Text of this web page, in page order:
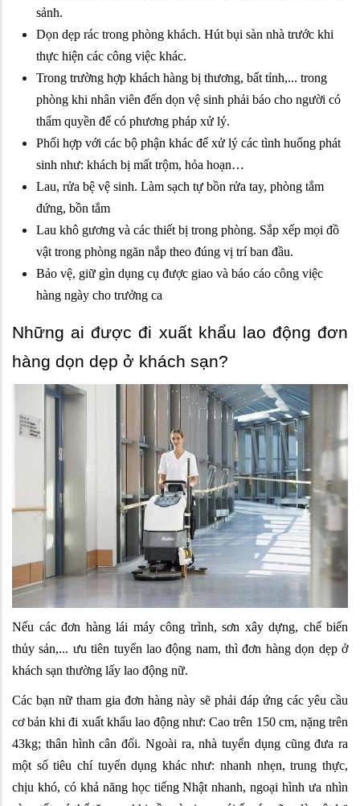
sảnh.
Dọn dẹp rác trong phòng khách. Hút bụi sàn nhà trước khi
thực hiện các công việc khác.
Trong trường hợp khách hàng bị thương, bất tỉnh,... trong
phòng khi nhân viên đến dọn vệ sinh phải báo cho người có
thẩm quyền để có phương pháp xử lý.
Phối hợp với các bộ phận khác để xử lý các tình huống phát
sinh như: khách bị mất trộm, hỏa hoạn…
Lau, rửa bệ vệ sinh. Làm sạch tự bồn rửa tay, phòng tắm
đứng, bồn tắm
Lau khô gương và các thiết bị trong phòng. Sắp xếp mọi đồ
vật trong phòng ngăn nắp theo đúng vị trí ban đầu.
Bảo vệ, giữ gìn dụng cụ được giao và báo cáo công việc
hàng ngày cho trưởng ca
Những ai được đi xuất khẩu lao động đơn
hàng dọn dẹp ở khách sạn?
Nếu các đơn hàng lái máy công trình, sơn xây dựng, chế biến
thủy sản,... ưu tiên tuyển lao động nam, thì đơn hàng dọn dẹp ở
khách sạn thường lấy lao động nữ.
Các bạn nữ tham gia đơn hàng này sẽ phải đáp ứng các yêu cầu
cơ bản khi đi xuất khẩu lao động như: Cao trên 150 cm, nặng trên
43kg; thân hình cân đối. Ngoài ra, nhà tuyển dụng cũng đưa ra
một số tiêu chí tuyển dụng khác như: nhanh nhẹn, trung thực,
chịu khó, có khả năng học tiếng Nhật nhanh, ngoại hình ưa nhìn